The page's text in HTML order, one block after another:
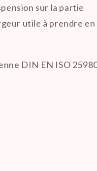
sur la partie
utile à prendre
DIN EN ISO